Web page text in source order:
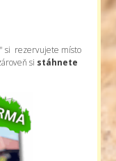
si rezervujete místo
si stáhnete